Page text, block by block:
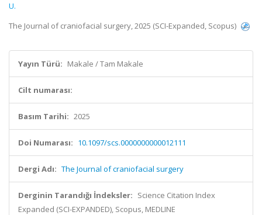
U.
The Journal of craniofacial surgery, 2025 (SCI-Expanded, Scopus)
Yayın Türü: Makale / Tam Makale
Cilt numarası:
Basım Tarihi: 2025
Doi Numarası: 10.1097/scs.0000000000012111
Dergi Adı: The Journal of craniofacial surgery
Derginin Tarandığı İndeksler: Science Citation Index
Expanded (SCI-EXPANDED), Scopus, MEDLINE